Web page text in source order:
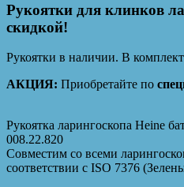
Рукоятки для клинков
скидкой!
Рукоятки в наличии. В комплект
АКЦИЯ: Приобретайте по
Рукоятка ларингоскопа Heine
008.22.820
Совместим со всеми
соответствии с ISO 7376